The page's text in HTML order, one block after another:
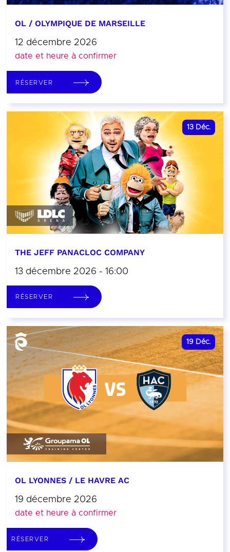
OL / OLYMPIQUE DE MARSEILLE
12 décembre 2026
date et heure à confirmer
RÉSERVER
13 Déc.
THE JEFF PANACLOC COMPANY
13 décembre 2026 - 16:00
RÉSERVER
19 Déc.
OL LYONNES / LE HAVRE AC
19 décembre 2026
date et heure à confirmer
RÉSERVER